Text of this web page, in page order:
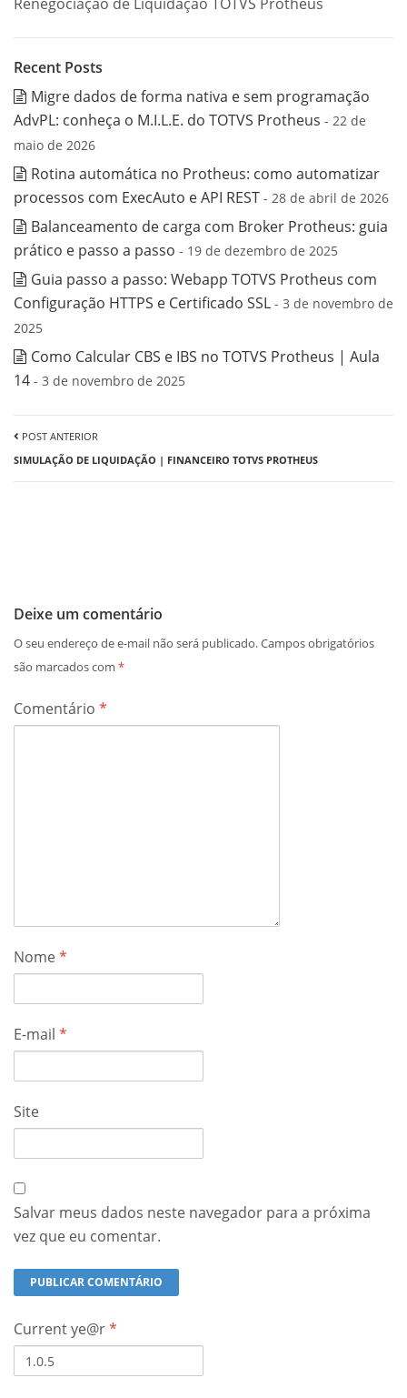
Recent Posts
Migre dados de forma nativa e sem programação
AdvPL: conheça o M.I.L.E. do TOTVS Protheus - 22 de
maio de 2026
Rotina automática no Protheus: como automatizar
processos com ExecAuto e API REST - 28 de abril de 2026
Balanceamento de carga com Broker Protheus: guia
prático e passo a passo - 19 de dezembro de 2025
Guia passo a passo: Webapp TOTVS Protheus com
Configuração HTTPS e Certificado SSL - 3 de novembro de
2025
Como Calcular CBS e IBS no TOTVS Protheus | Aula
14 - 3 de novembro de 2025
POST ANTERIOR
SIMULAÇÃO DE LIQUIDAÇÃO | FINANCEIRO TOTVS PROTHEUS
Deixe um comentário
O seu endereço de e-mail não será publicado.Campos obrigatórios
são marcados com *
Comentário *
Nome*
E-mail *
Site
Salvar meus dados neste navegador para a próxima
vez que eu comentar.
Current ye@r*